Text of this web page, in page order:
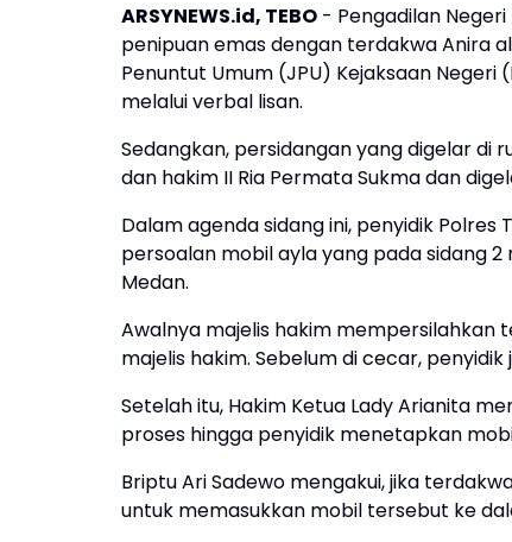
ARSYNEWS.id, TEBO - Pengadilan
penipuan emas dengan terdakwa Anira
Penuntut Umum (JPU) Kejaksaan
melalui verbal lisan.
Sedangkan, persidangan yang digelar di
dan hakim II Ria Permata Sukma dan
Dalam agenda sidang ini, penyidik
persoalan mobil ayla yang pada sidang
Medan.
Awalnya majelis hakim mempersilahkan
majelis hakim. Sebelum di cecar,
Setelah itu, Hakim Ketua Lady Arianita
proses hingga penyidik menetapkan
Briptu Ari Sadewo mengakui, jika
untuk memasukkan mobil tersebut ke